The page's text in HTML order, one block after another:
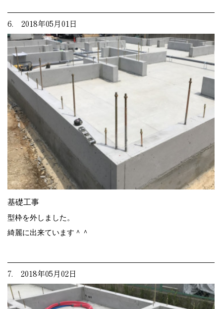
6. 2018年05月01日
基礎工事
型枠を外しました。
綺麗に出来ています＾＾
7. 2018年05月02日